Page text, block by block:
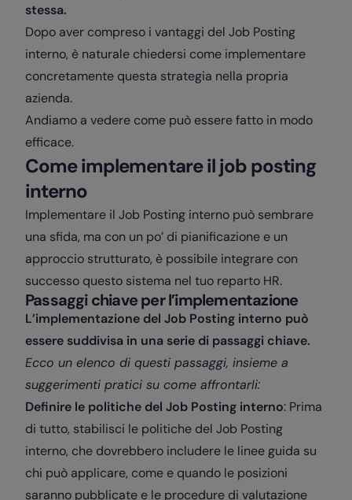
stessa.
Dopo aver compreso i vantaggi del Job Posting
interno, è naturale chiedersi come implementare
concretamente questa strategia nella propria
azienda.
Andiamo a vedere come può essere fatto in modo
efficace.
Come implementare il job posting
interno
Implementare il Job Posting interno può sembrare
una sfida, ma con un po’ di pianificazione e un
approccio strutturato, è possibile integrare con
successo questo sistema nel tuo reparto HR.
Passaggi chiave per l’implementazione
L’implementazione del Job Posting interno può
essere suddivisa in una serie di passaggi chiave.
Ecco un elenco di questi passaggi, insieme a
suggerimenti pratici su come affrontarli:
Definire le politiche del Job Posting interno: Prima
di tutto, stabilisci le politiche del Job Posting
interno, che dovrebbero includere le linee guida su
chi può applicare, come e quando le posizioni
saranno pubblicate e le procedure di valutazione